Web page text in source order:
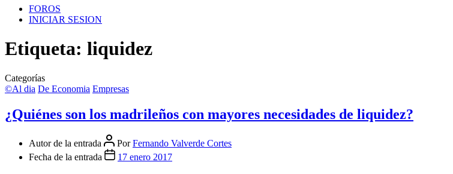
FOROS
INICIAR SESION
Etiqueta: liquidez
Categorías
©Al dia De Economia Empresas
¿Quiénes son los madrileños con mayores necesidades de liquidez?
Autor de la entrada PorFernando Valverde Cortes
Fecha de la entrada
17 enero 2017